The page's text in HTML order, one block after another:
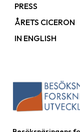
PRESS
ÅRETS CICERON
IN ENGLISH